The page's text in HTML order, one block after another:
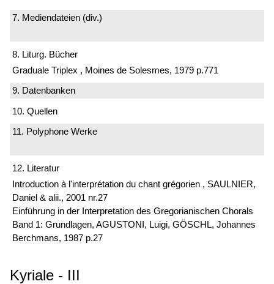
7. Mediendateien (div.)
8. Liturg. Bücher
Graduale Triplex , Moines de Solesmes, 1979 p.771
9. Datenbanken
10. Quellen
11. Polyphone Werke
12. Literatur
Introduction à l'interprétation du chant grégorien , SAULNIER,
Daniel & alii., 2001 nr.27
Einführung in der Interpretation des Gregorianischen Chorals
Band 1: Grundlagen, AGUSTONI, Luigi, GÖSCHL, Johannes
Berchmans, 1987 p.27
Kyriale - III